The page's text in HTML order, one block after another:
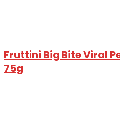
Fruttini Big Bite Viral
75g